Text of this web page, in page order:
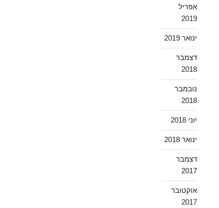
אפריל
2019
ינואר 2019
דצמבר
2018
נובמבר
2018
יוני 2018
ינואר 2018
דצמבר
2017
אוקטובר
2017